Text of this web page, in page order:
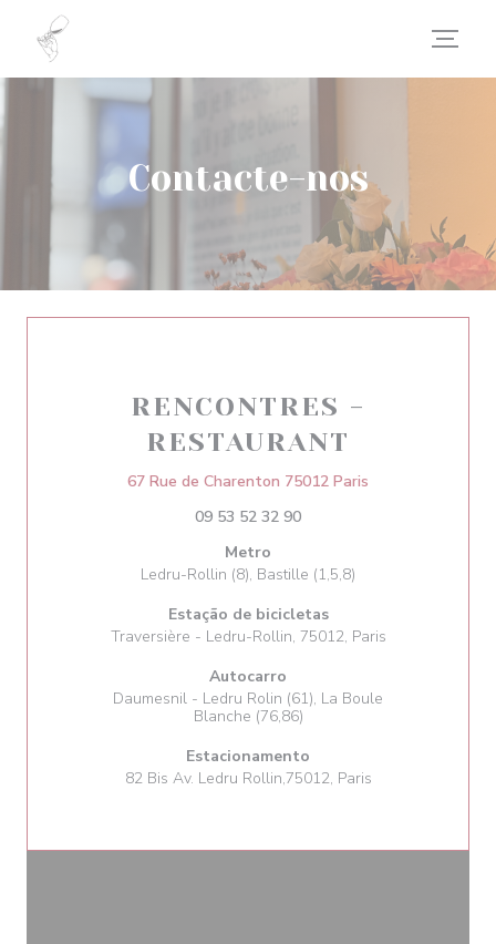
Painel de Gerenciamento de Cookies
Contacte-nos
RENCONTRES -
RESTAURANT
67 Rue de Charenton 75012 Paris
09 53 52 32 90
Metro
Ledru-Rollin (8), Bastille (1,5,8)
Estação de bicicletas
Traversière - Ledru-Rollin, 75012, Paris
Autocarro
Daumesnil - Ledru Rolin (61), La Boule
Blanche (76,86)
Estacionamento
82 Bis Av. Ledru Rollin,75012, Paris